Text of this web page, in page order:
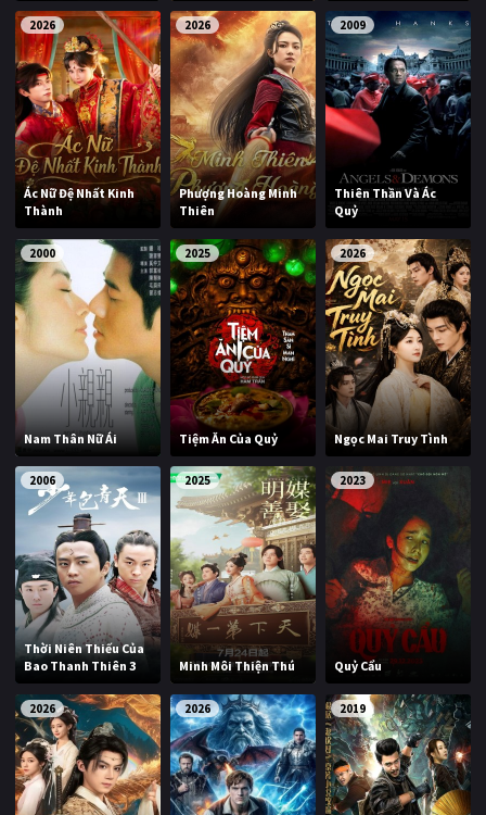
2026
Ác Nữ Đệ Nhất Kinh
Thành
2026
Phượng Hoàng Minh
Thiên
2009
Thiên Thần Và Ác
Quỷ
2000
Nam Thân Nữ Ái
2025
Tiệm Ăn Của Quỷ
2026
Ngọc Mai Truy Tình
2006
Thời Niên Thiếu Của
Bao Thanh Thiên 3
2025
Minh Môi Thiện Thú
2023
Quỷ Cẩu
2026 2026 2019